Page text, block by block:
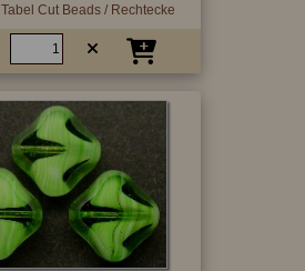
Tabel Cut Beads / Rechtecke